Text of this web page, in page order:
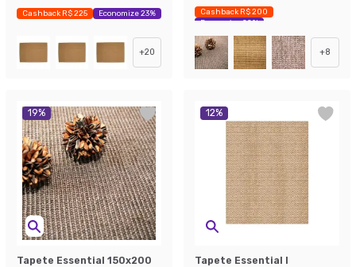
Cashback R$ 225 Economize 23%
+20
Cashback R$ 200
Economize 22%
+8
19%
Tapete Essential 150x200
12%
Tapete Essential I